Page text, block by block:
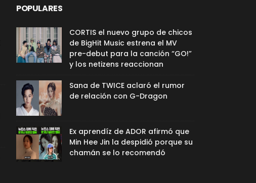
POPULARES
CORTIS el nuevo grupo de chicos
de BigHit Music estrena el MV
pre-debut para la canción “GO!”
y los netizens reaccionan
Sana de TWICE aclaró el rumor
de relación con G-Dragon
Ex aprendíz de ADOR afirmó que
Min Hee Jin la despidió porque su
chamán se lo recomendó